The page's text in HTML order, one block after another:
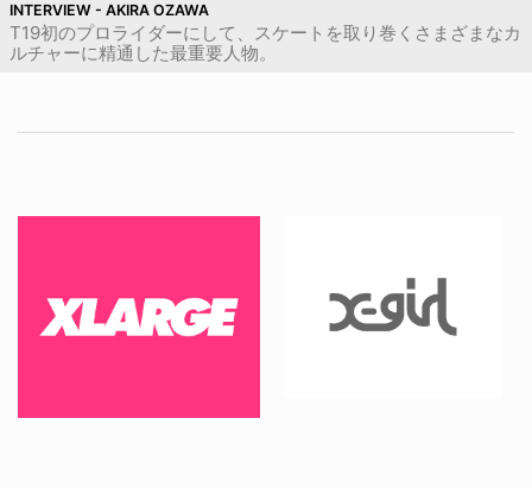
INTERVIEW - AKIRA OZAWA
T19初のプロライダーにして、スケートを取り巻くさまざまなカ
ルチャーに精通した最重要人物。